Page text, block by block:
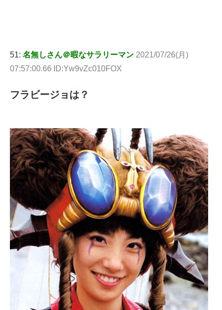
51: 名無しさん＠暇なサラリーマン 2021/07/26(月)
07:57:00.66 ID:Yw9vZc010FOX
フラビージョは？